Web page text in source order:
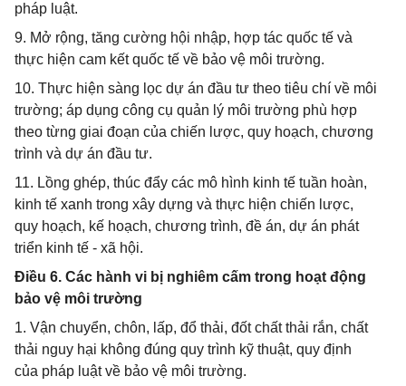
pháp luật.
9. Mở rộng, tăng cường hội nhập, hợp tác quốc tế và
thực hiện cam kết quốc tế về bảo vệ môi trường.
10. Thực hiện sàng lọc dự án đầu tư theo tiêu chí về môi
trường; áp dụng công cụ quản lý môi trường phù hợp
theo từng giai đoạn của chiến lược, quy hoạch, chương
trình và dự án đầu tư.
11. Lồng ghép, thúc đẩy các mô hình kinh tế tuần hoàn,
kinh tế xanh trong xây dựng và thực hiện chiến lược,
quy hoạch, kế hoạch, chương trình, đề án, dự án phát
triển kinh tế - xã hội.
Điều 6. Các hành vi bị nghiêm cấm trong hoạt động
bảo vệ môi trường
1. Vận chuyển, chôn, lấp, đổ thải, đốt chất thải rắn, chất
thải nguy hại không đúng quy trình kỹ thuật, quy định
của pháp luật về bảo vệ môi trường.